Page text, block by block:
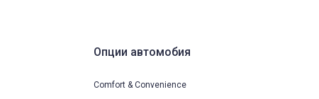
Опции автомобия
Comfort & Convenience